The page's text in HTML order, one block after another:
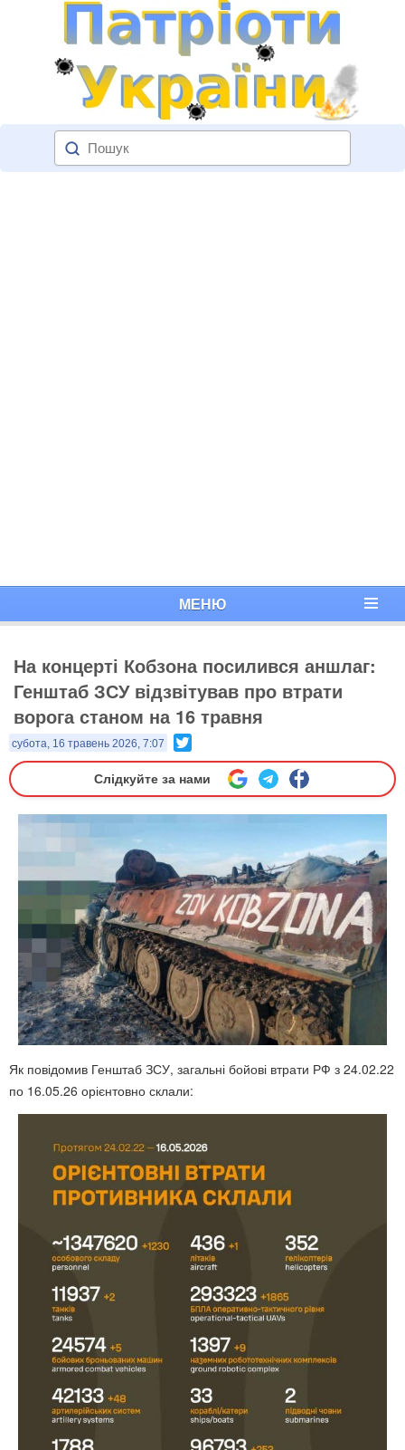
МЕНЮ
На концерті Кобзона посилився аншлаг:
Генштаб ЗСУ відзвітував про втрати
ворога станом на 16 травня
субота, 16 травень 2026, 7:07
Слідкуйте за нами
Як повідомив Генштаб ЗСУ, загальні бойові втрати РФ з 24.02.22
по 16.05.26 орієнтовно склали: